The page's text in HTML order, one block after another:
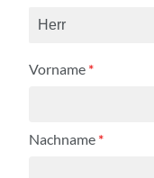
Vorname *
Nachname *